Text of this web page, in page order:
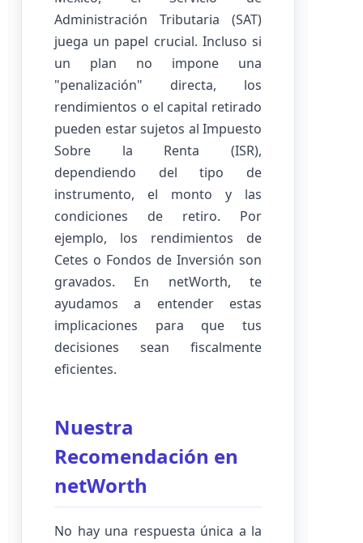
Administración Tributaria (SAT)
juega un papel crucial. Incluso si
un plan no impone una
"penalización" directa, los
rendimientos o el capital retirado
pueden estar sujetos al Impuesto
Sobre la Renta (ISR),
dependiendo del tipo de
instrumento, el monto y las
condiciones de retiro. Por
ejemplo, los rendimientos de
Cetes o Fondos de Inversión son
gravados. En netWorth, te
ayudamos a entender estas
implicaciones para que tus
decisiones sean fiscalmente
eficientes.
Nuestra
Recomendación en
netWorth
No hay una respuesta única a la